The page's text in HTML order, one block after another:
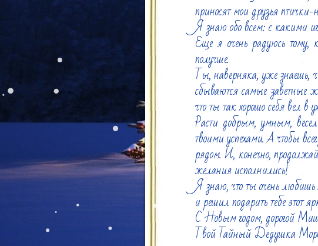
приносят мои друзья птички-
Я знаю обо всем: с какими
Еще я очень радуюсь тому,
получше.
Ты, наверняка, уже знаешь,
сбываются самые заветные
что ты так хорошо себя вел в
Расти добрым, умным,
твоими успехами. А чтобы
рядом. И, конечно, продолжай
желания исполнились!
Я знаю, что ты очень
и решил подарить тебе этот
С Новым годом, дорогой
Твой Тайный Дедушка